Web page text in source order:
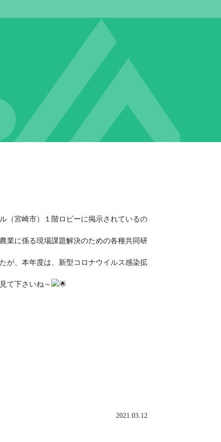
（宮崎市）１階ロビーに掲示されているの
に係る現場課題解決のための各種共同研
が、本年度は、新型コロナウイルス感染拡
て下さいね～
2021.03.12